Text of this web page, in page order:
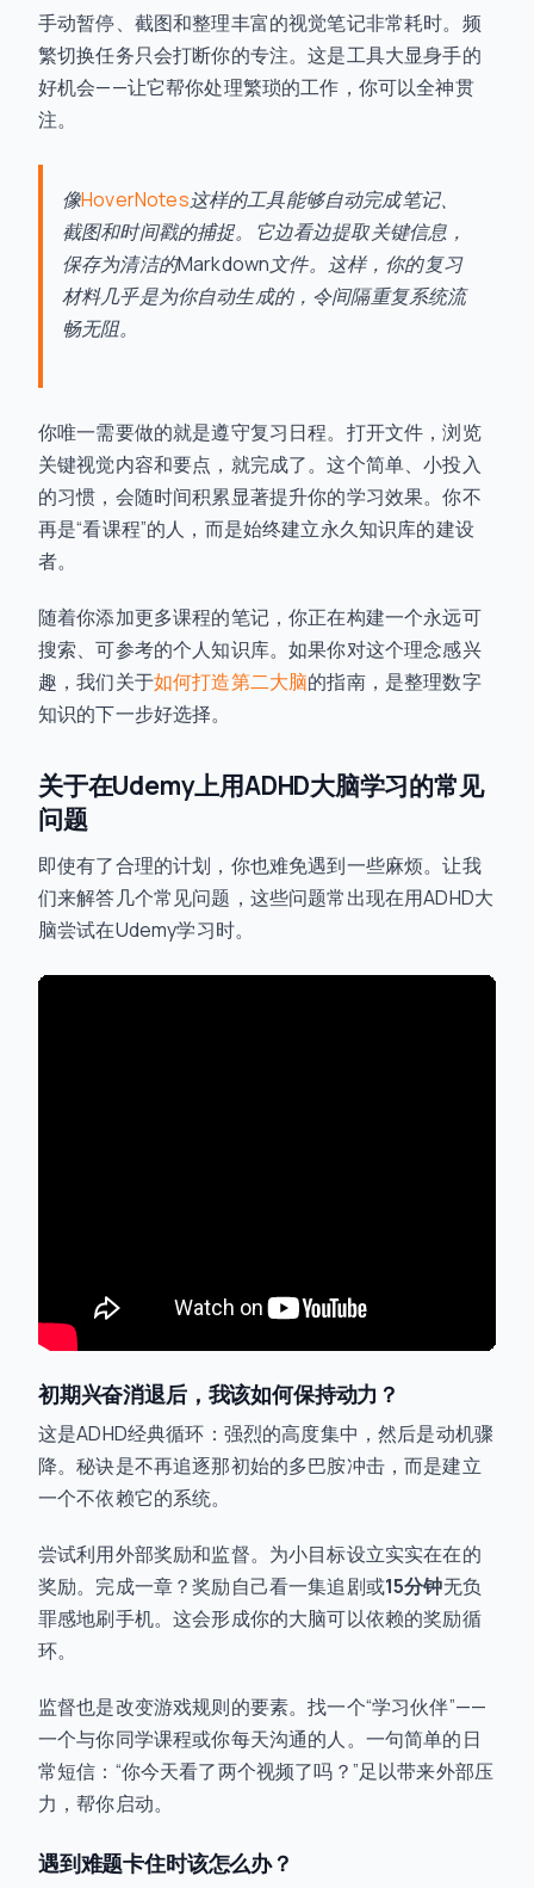
手动暂停、截图和整理丰富的视觉笔记非常耗时。频
繁切换任务只会打断你的专注。这是工具大显身手的
好机会——让它帮你处理繁琐的工作，你可以全神贯
注。
像HoverNotes这样的工具能够自动完成笔记、
截图和时间戳的捕捉。它边看边提取关键信息，
保存为清洁的Markdown文件。这样，你的复习
材料几乎是为你自动生成的，令间隔重复系统流
畅无阻。
你唯一需要做的就是遵守复习日程。打开文件，浏览
关键视觉内容和要点，就完成了。这个简单、小投入
的习惯，会随时间积累显著提升你的学习效果。你不
再是“看课程”的人，而是始终建立永久知识库的建设
者。
随着你添加更多课程的笔记，你正在构建一个永远可
搜索、可参考的个人知识库。如果你对这个理念感兴
趣，我们关于如何打造第二大脑的指南，是整理数字
知识的下一步好选择。
关于在Udemy上用ADHD大脑学习的常见
问题
即使有了合理的计划，你也难免遇到一些麻烦。让我
们来解答几个常见问题，这些问题常出现在用ADHD大
脑尝试在Udemy学习时。
初期兴奋消退后，我该如何保持动力？
这是ADHD经典循环：强烈的高度集中，然后是动机骤
降。秘诀是不再追逐那初始的多巴胺冲击，而是建立
一个不依赖它的系统。
尝试利用外部奖励和监督。为小目标设立实实在在的
奖励。完成一章？奖励自己看一集追剧或15分钟无负
罪感地刷手机。这会形成你的大脑可以依赖的奖励循
环。
监督也是改变游戏规则的要素。找一个“学习伙伴”——
一个与你同学课程或你每天沟通的人。一句简单的日
常短信：“你今天看了两个视频了吗？”足以带来外部压
力，帮你启动。
遇到难题卡住时该怎么办？